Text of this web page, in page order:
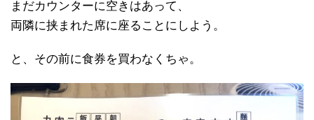
まだカウンターに空きはあって、
両隣に挟まれた席に座ることにしよう。
と、その前に食券を買わなくちゃ。